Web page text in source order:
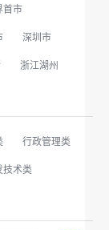
首市
深圳市
浙江湖州
行政管理类
技术类